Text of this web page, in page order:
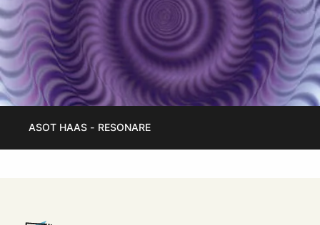
ASOT HAAS - RESONARE